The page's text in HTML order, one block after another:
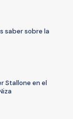
saber sobre la
Stallone en el